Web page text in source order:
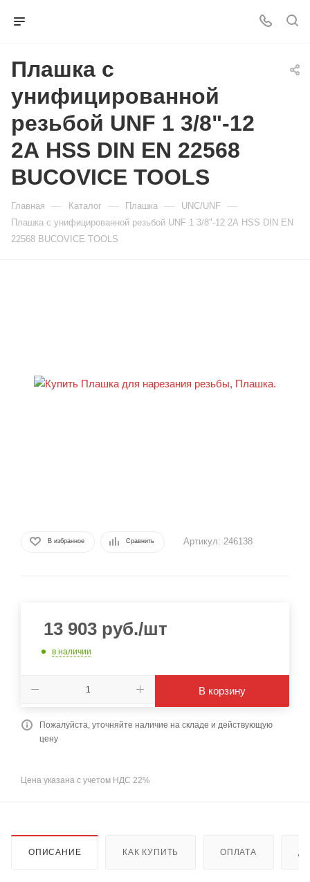
Плашка с
унифицированной
резьбой UNF 1 3/8"-12
2А HSS DIN EN 22568
BUCOVICE TOOLS
Главная — Каталог — Плашка — UNC/UNF —
Плашка с унифицированной резьбой UNF 1 3/8"-12 2А HSS DIN EN
22568 BUCOVICE TOOLS
В избранное Сравнить Артикул: 246138
13 903 руб./шт
в наличии
В корзину
Пожалуйста, уточняйте наличие на складе и действующую
цену
Цена указана с учетом НДС 22%
ОПИСАНИЕ КАК КУПИТЬ ОПЛАТА